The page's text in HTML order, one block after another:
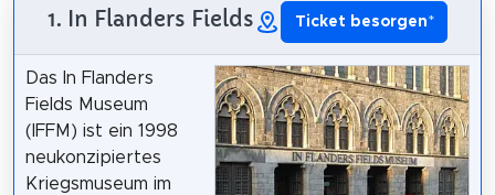
1. In Flanders Fields Ticket besorgen*
Das In Flanders
Fields Museum
(IFFM) ist ein 1998
neukonzipiertes
Kriegsmuseum im